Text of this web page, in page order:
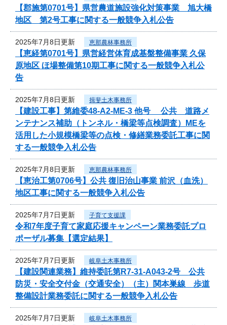
【郡施第0701号】県営農道施設強化対策事業 旭大橋
地区 第2号工事に関する一般競争入札公告
2025年7月8日更新 恵那農林事務所
【恵経第0701号】県営経営体育成基盤整備事業 久保
原地区 ほ場整備第10期工事に関する一般競争入札公
告
2025年7月8日更新 揖斐土木事務所
【建設工事】第維委48-A2-ME-3 他号 公共 道路メ
ンテナンス補助（トンネル・橋梁等点検調査）MEを
活用した小規模橋梁等の点検・修繕業務委託工事に関
する一般競争入札公告
2025年7月8日更新 恵那農林事務所
【恵治工第0706号】公共 復旧治山事業 前沢（血洗）
地区工事に関する一般競争入札公告
2025年7月7日更新 子育て支援課
令和7年度子育て家庭応援キャンペーン業務委託プロ
ポーザル募集【選定結果】
2025年7月7日更新 岐阜土木事務所
【建設関連業務】維持委託第R7-31-A043-2号 公共
防災・安全交付金（交通安全）（主）関本巣線 歩道
整備設計業務委託に関する一般競争入札公告
2025年7月7日更新 岐阜土木事務所